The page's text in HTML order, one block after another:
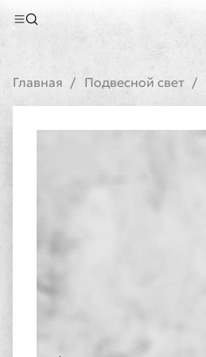
Главная Подвесной свет